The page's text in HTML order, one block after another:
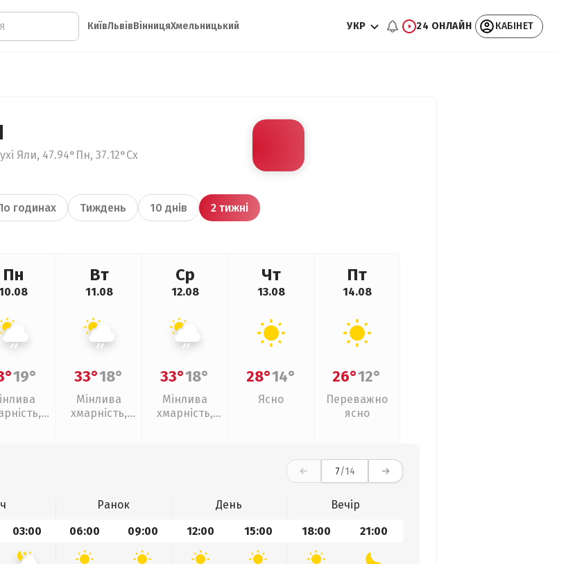
КиївЛьвівВінницяХмельницький УКР 24 ОНЛАЙН КАБІНЕТ
Яли, 47.94°Пн, 37.12°Сх
годинах Тиждень 10 днів 2 тижні
Пн
19°
Вт
11.08
33°18°
Мінлива
хмарність,
Ср
12.08
33°18°
Мінлива
хмарність,
Чт
13.08
28°14°
Ясно
Пт
14.08
26°12°
Переважно
ясно
7/14
Ранок День
Вечір
03:00 06:00 09:00 12:00 15:00 18:00 21:00